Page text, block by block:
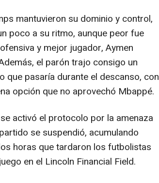
mantuvieron su dominio y control,
poco a su ritmo, aunque peor fue
y mejor jugador, Aymen
el parón trajo consigo un
que pasaría durante el descanso, con
opción que no aprovechó Mbappé.
activó el protocolo por la amenaza
se suspendió, acumulando
horas que tardaron los futbolistas
en el Lincoln Financial Field.